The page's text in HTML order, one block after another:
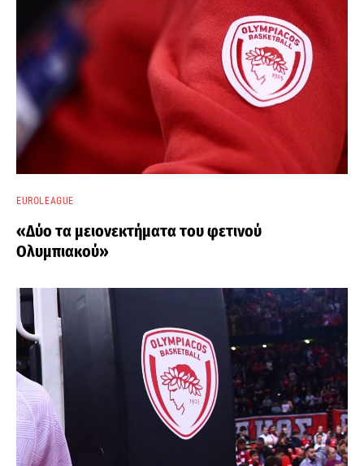
EUROLEAGUE
«Δύο τα μειονεκτήματα του φετινού
Ολυμπιακού»